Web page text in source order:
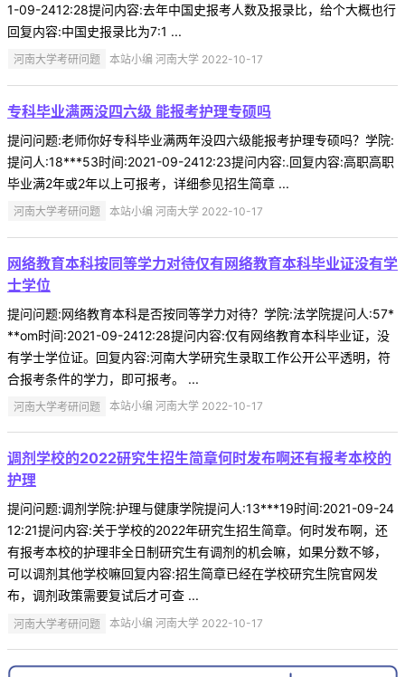
1-09-2412:28提问内容:去年中国史报考人数及报录比，给个大概也行
回复内容:中国史报录比为7:1 ...
河南大学考研问题 本站小编 河南大学 2022-10-17
专科毕业满两没四六级 能报考护理专硕吗
提问问题:老师你好专科毕业满两年没四六级能报考护理专硕吗？学院:
提问人:18***53时间:2021-09-2412:23提问内容:.回复内容:高职高职
毕业满2年或2年以上可报考，详细参见招生简章 ...
河南大学考研问题 本站小编 河南大学 2022-10-17
网络教育本科按同等学力对待仅有网络教育本科毕业证没有学
士学位
提问问题:网络教育本科是否按同等学力对待？学院:法学院提问人:57*
**om时间:2021-09-2412:28提问内容:仅有网络教育本科毕业证，没
有学士学位证。回复内容:河南大学研究生录取工作公开公平透明，符
合报考条件的学力，即可报考。 ...
河南大学考研问题 本站小编 河南大学 2022-10-17
调剂学校的2022研究生招生简章何时发布啊还有报考本校的
护理
提问问题:调剂学院:护理与健康学院提问人:13***19时间:2021-09-24
12:21提问内容:关于学校的2022年研究生招生简章。何时发布啊，还
有报考本校的护理非全日制研究生有调剂的机会嘛，如果分数不够，
可以调剂其他学校嘛回复内容:招生简章已经在学校研究生院官网发
布，调剂政策需要复试后才可查 ...
河南大学考研问题 本站小编 河南大学 2022-10-17